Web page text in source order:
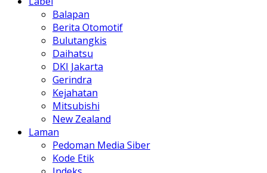
Balapan
Berita Otomotif
Bulutangkis
Daihatsu
DKI Jakarta
Gerindra
Kejahatan
Mitsubishi
New Zealand
Laman
Pedoman Media Siber
Kode Etik